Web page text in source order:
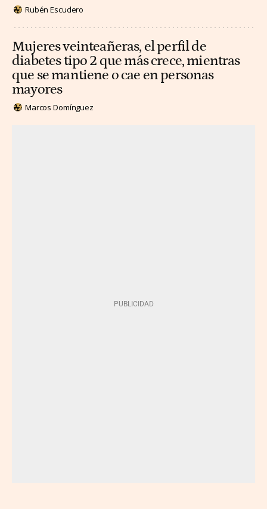
Rubén Escudero
Mujeres veinteañeras, el perfil de
diabetes tipo 2 que más crece, mientras
que se mantiene o cae en personas
mayores
Marcos Domínguez